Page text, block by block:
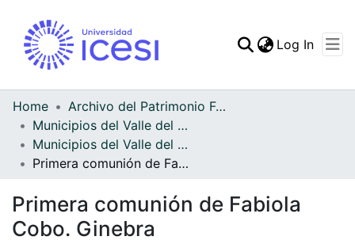
Log In
Home
Archivo del Patrimonio Fotográfico y Fílmico del Valle del Cauca
Municipios del Valle del Cauca
Municipios del Valle del Cauca
Primera comunión de Fabiola Cobo. Ginebra
Primera comunión de Fabiola
Cobo. Ginebra